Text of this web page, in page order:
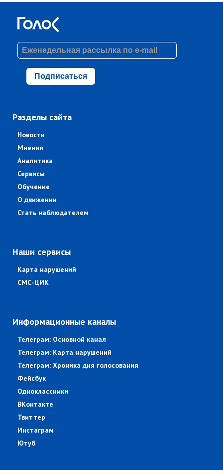
Подписаться
Разделы сайта
Новости
Мнения
Аналитика
Сервисы
Обучение
О движении
Стать наблюдателем
Наши сервисы
Карта нарушений
СМС-ЦИК
Информационные каналы
Телеграм: Основной канал
Телеграм: Карта нарушений
Телеграм: Хроника дня голосования
Фейсбук
Одноклассники
ВКонтакте
Твиттер
Инстаграм
Ютуб